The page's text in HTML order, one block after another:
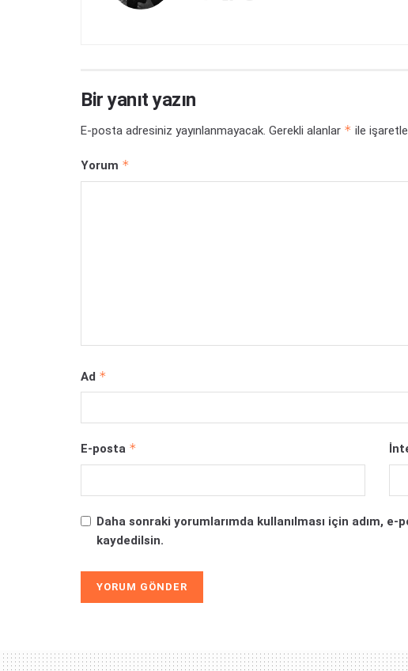
Bir yanıt yazın
E-posta adresiniz yayınlanmayacak. Gerekli alanlar * ile
Yorum *
Ad *
E-posta *
Daha sonraki yorumlarımda kullanılması için adım,
kaydedilsin.